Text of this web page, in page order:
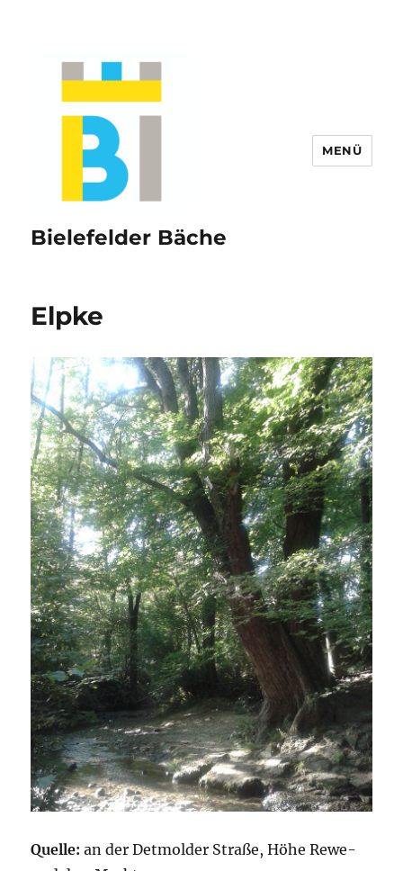
Bielefelder Bäche
MENÜ
Elpke
Quelle: an der Detmolder Straße, Höhe Rewe-